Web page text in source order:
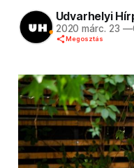
Udvarhelyi
2020 márc. 23 —
Megosztás